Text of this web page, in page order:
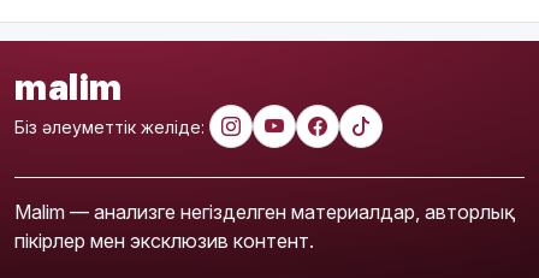
malim
Біз әлеуметтік желіде:
Malim — анализге негізделген материалдар, авторлық
пікірлер мен эксклюзив контент.